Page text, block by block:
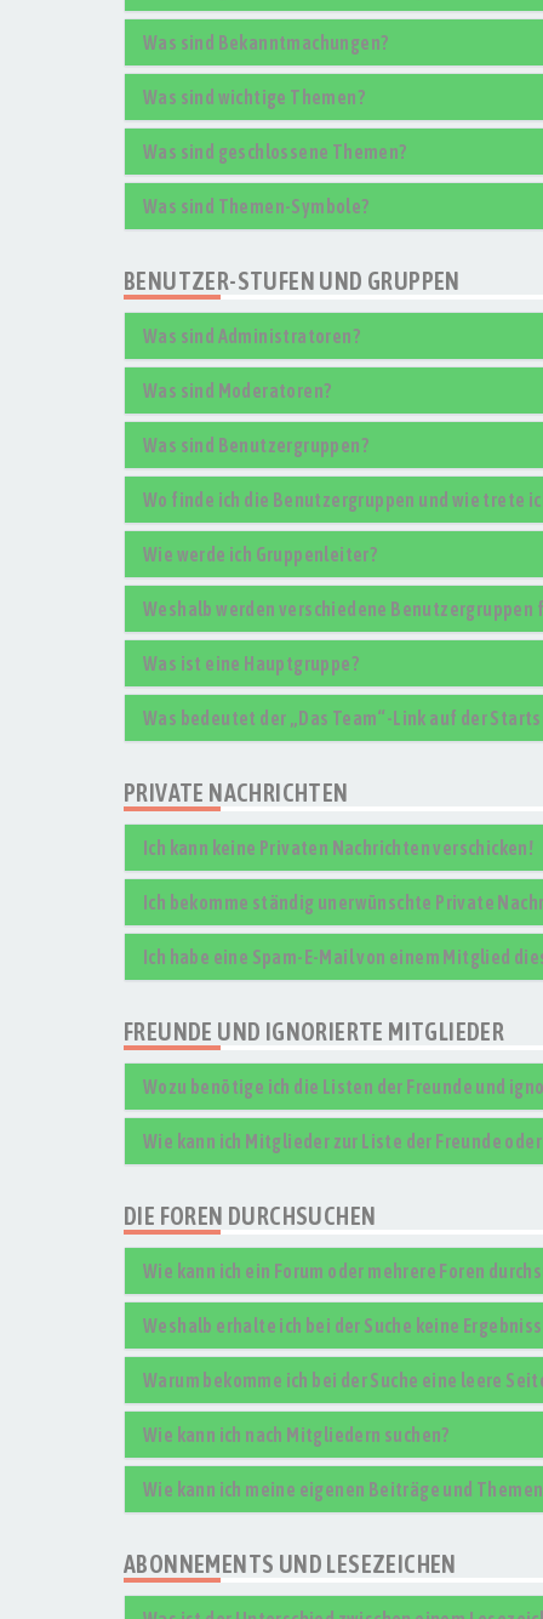
Was sind Bekanntmachungen?
Was sind wichtige Themen?
Was sind geschlossene Themen?
Was sind Themen-Symbole?
BENUTZER-STUFEN UND GRUPPEN
Was sind Administratoren?
Was sind Moderatoren?
Was sind Benutzergruppen?
Wo finde ich die Benutzergruppen und wie trete
Wie werde ich Gruppenleiter?
Weshalb werden verschiedene
Was ist eine Hauptgruppe?
Was bedeutet der „Das Team“-Link auf der
PRIVATE NACHRICHTEN
Ich kann keine Privaten Nachrichten verschicken!
Ich bekomme ständig unerwünschte Private
Ich habe eine Spam-E-Mail von einem Mitglied
FREUNDE UND IGNORIERTE MITGLIEDER
Wozu benötige ich die Listen der Freunde und
Wie kann ich Mitglieder zur Liste der Freunde
DIE FOREN DURCHSUCHEN
Wie kann ich ein Forum oder mehrere Foren
Weshalb erhalte ich bei der Suche keine
Warum bekomme ich bei der Suche eine leere
Wie kann ich nach Mitgliedern suchen?
Wie kann ich meine eigenen Beiträge und
ABONNEMENTS UND LESEZEICHEN